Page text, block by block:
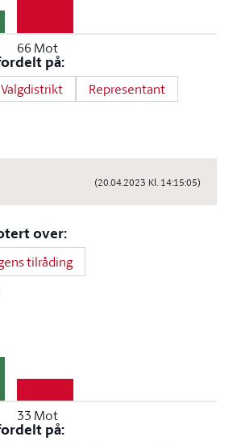
66 Mot
på:
Valgdistrikt Representant
(20.04.2023 Kl. 14:15:05)
over:
tilråding
33 Mot
på: